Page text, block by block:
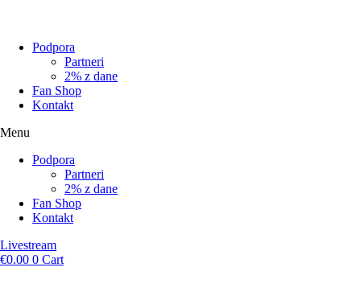
Podpora
Partneri
2% z dane
Fan Shop
Kontakt
Menu
Podpora
Partneri
2% z dane
Fan Shop
Kontakt
Livestream
€0.00 0 Cart